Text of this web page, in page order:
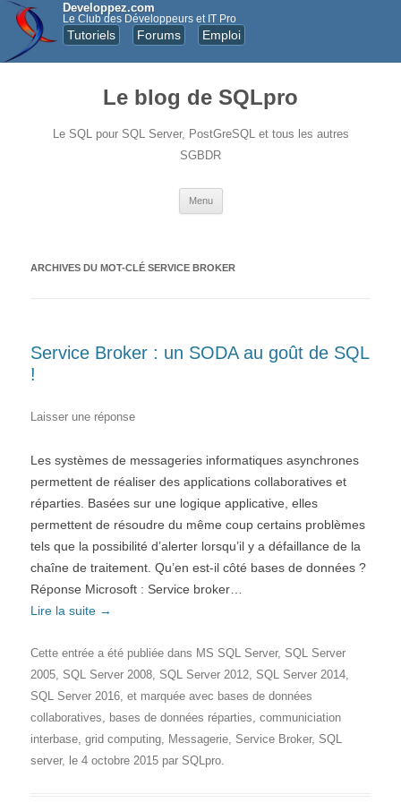
Developpez.com
Le Club des Développeurs et IT Pro
Tutoriels Forums Emploi
Le blog de SQLpro
Le SQL pour SQL Server, PostGreSQL et tous les autres
SGBDR
Menu
ARCHIVES DU MOT-CLÉ SERVICE BROKER
Service Broker : un SODA au goût de SQL
!
Laisser une réponse
Les systèmes de messageries informatiques asynchrones
permettent de réaliser des applications collaboratives et
réparties. Basées sur une logique applicative, elles
permettent de résoudre du même coup certains problèmes
tels que la possibilité d’alerter lorsqu’il y a défaillance de la
chaîne de traitement. Qu’en est-il côté bases de données ?
Réponse Microsoft : Service broker…
Lire la suite →
Cette entrée a été publiée dans MS SQL Server, SQL Server
2005, SQL Server 2008, SQL Server 2012, SQL Server 2014,
SQL Server 2016, et marquée avec bases de données
collaboratives, bases de données réparties, communiciation
interbase, grid computing, Messagerie, Service Broker, SQL
server, le 4 octobre 2015 par SQLpro.